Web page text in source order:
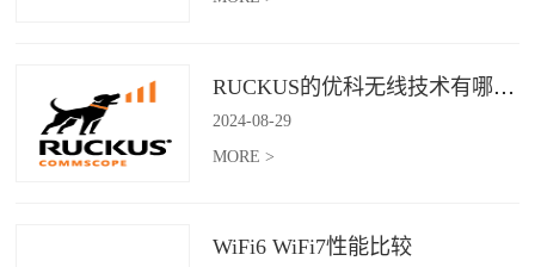
RUCKUS的优科无线技术有哪些优缺点？
2024-08-29
MORE >
WiFi6 WiFi7性能比较